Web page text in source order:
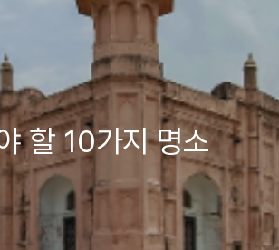
할 10가지 명소